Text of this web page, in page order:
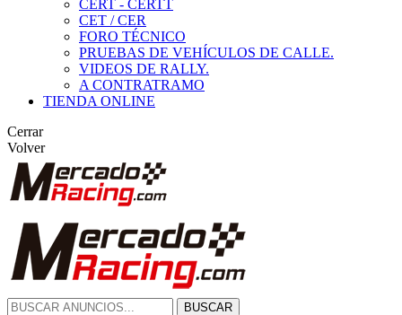
CERT - CERTT
CET / CER
FORO TÉCNICO
PRUEBAS DE VEHÍCULOS DE CALLE.
VIDEOS DE RALLY.
A CONTRATRAMO
TIENDA ONLINE
Cerrar
Volver
BUSCAR